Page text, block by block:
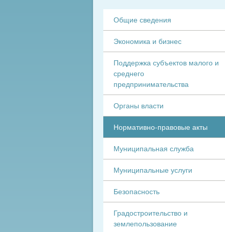
Общие сведения
Экономика и бизнес
Поддержка субъектов малого и
среднего
предпринимательства
Органы власти
Нормативно-правовые акты
Муниципальная служба
Муниципальные услуги
Безопасность
Градостроительство и
землепользование